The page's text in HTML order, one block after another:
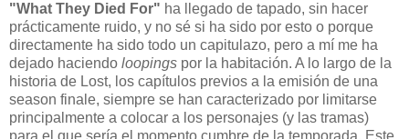
"What They Died For" ha llegado de tapado, sin hacer
prácticamente ruido, y no sé si ha sido por esto o porque
directamente ha sido todo un capitulazo, pero a mí me ha
dejado haciendo loopings por la habitación. A lo largo de la
historia de Lost, los capítulos previos a la emisión de una
season finale, siempre se han caracterizado por limitarse
principalmente a colocar a los personajes (y las tramas)